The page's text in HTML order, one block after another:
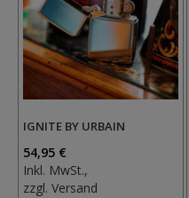
IGNITE BY URBAIN
54,95 €
Inkl. MwSt.,
zzgl. Versand